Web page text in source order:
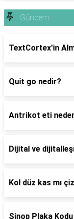
Gündem
TextCortex'in
Quit go nedir?
Antrikot eti
Dijital ve
Kol düz kas mı
Sinop Plaka